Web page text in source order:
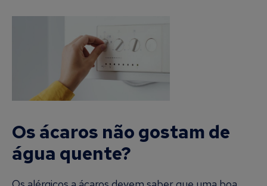
Os ácaros não gostam de
água quente?